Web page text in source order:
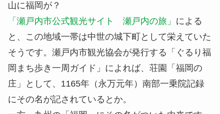
山に福岡が？
「瀬戸内市公式観光サイト 瀬戸内の旅」 による
と、この地域一帯は中世の城下町として栄えていた
そうです。瀬戸内市観光協会が発行する「ぐるり福
岡まち歩き一周ガイド」によれば、荘園「福岡の
庄」として、1165年（永万元年）南部一乗院記録
にその名が記されているとか。